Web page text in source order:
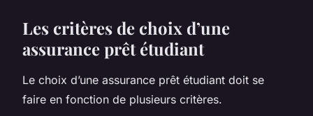
Les critères de choix d’une
assurance prêt étudiant
Le choix d’une assurance prêt étudiant doit se
faire en fonction de plusieurs critères.